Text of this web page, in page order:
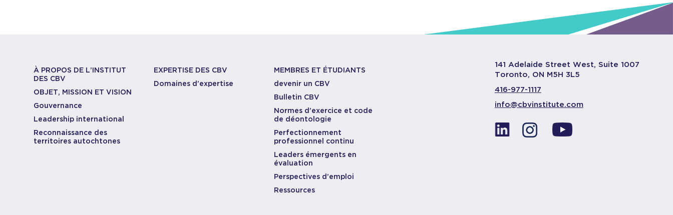
À PROPOS DE L’INSTITUT
DES CBV
OBJET, MISSION ET VISION
Gouvernance
Leadership international
Reconnaissance des
territoires autochtones
EXPERTISE DES CBV
Domaines d’expertise
MEMBRES ET ÉTUDIANTS
devenir un CBV
Bulletin CBV
Normes d’exercice et code
de déontologie
Perfectionnement
professionnel continu
Leaders émergents en
évaluation
Perspectives d’emploi
Ressources
141 Adelaide Street West, Suite 1007
Toronto, ON M5H 3L5
416-977-1117
info@cbvinstitute.com